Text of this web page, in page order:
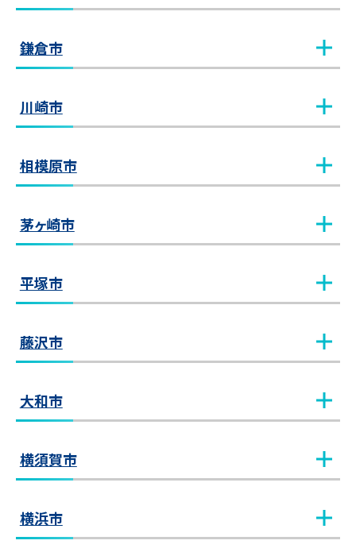
海老名教室 教室見学（無料）
鎌倉市
大船教室 教室見学（無料）
川崎市
川崎教室 教室見学（無料）
川崎西口教室
溝の口南口教室
宮崎台教室 教室見学（無料）
相模原市
相模大野教室 教室見学（無料）
相模原教室
茅ヶ崎市
茅ヶ崎教室 教室見学（無料）
平塚市
平塚教室 教室見学（無料）
藤沢市
湘南台教室 教室見学（無料）
Luz湘南辻堂教室
大和市
中央林間教室 教室見学（無料）
大和教室
横須賀市
横須賀中央教室 教室見学（無料）
横浜市